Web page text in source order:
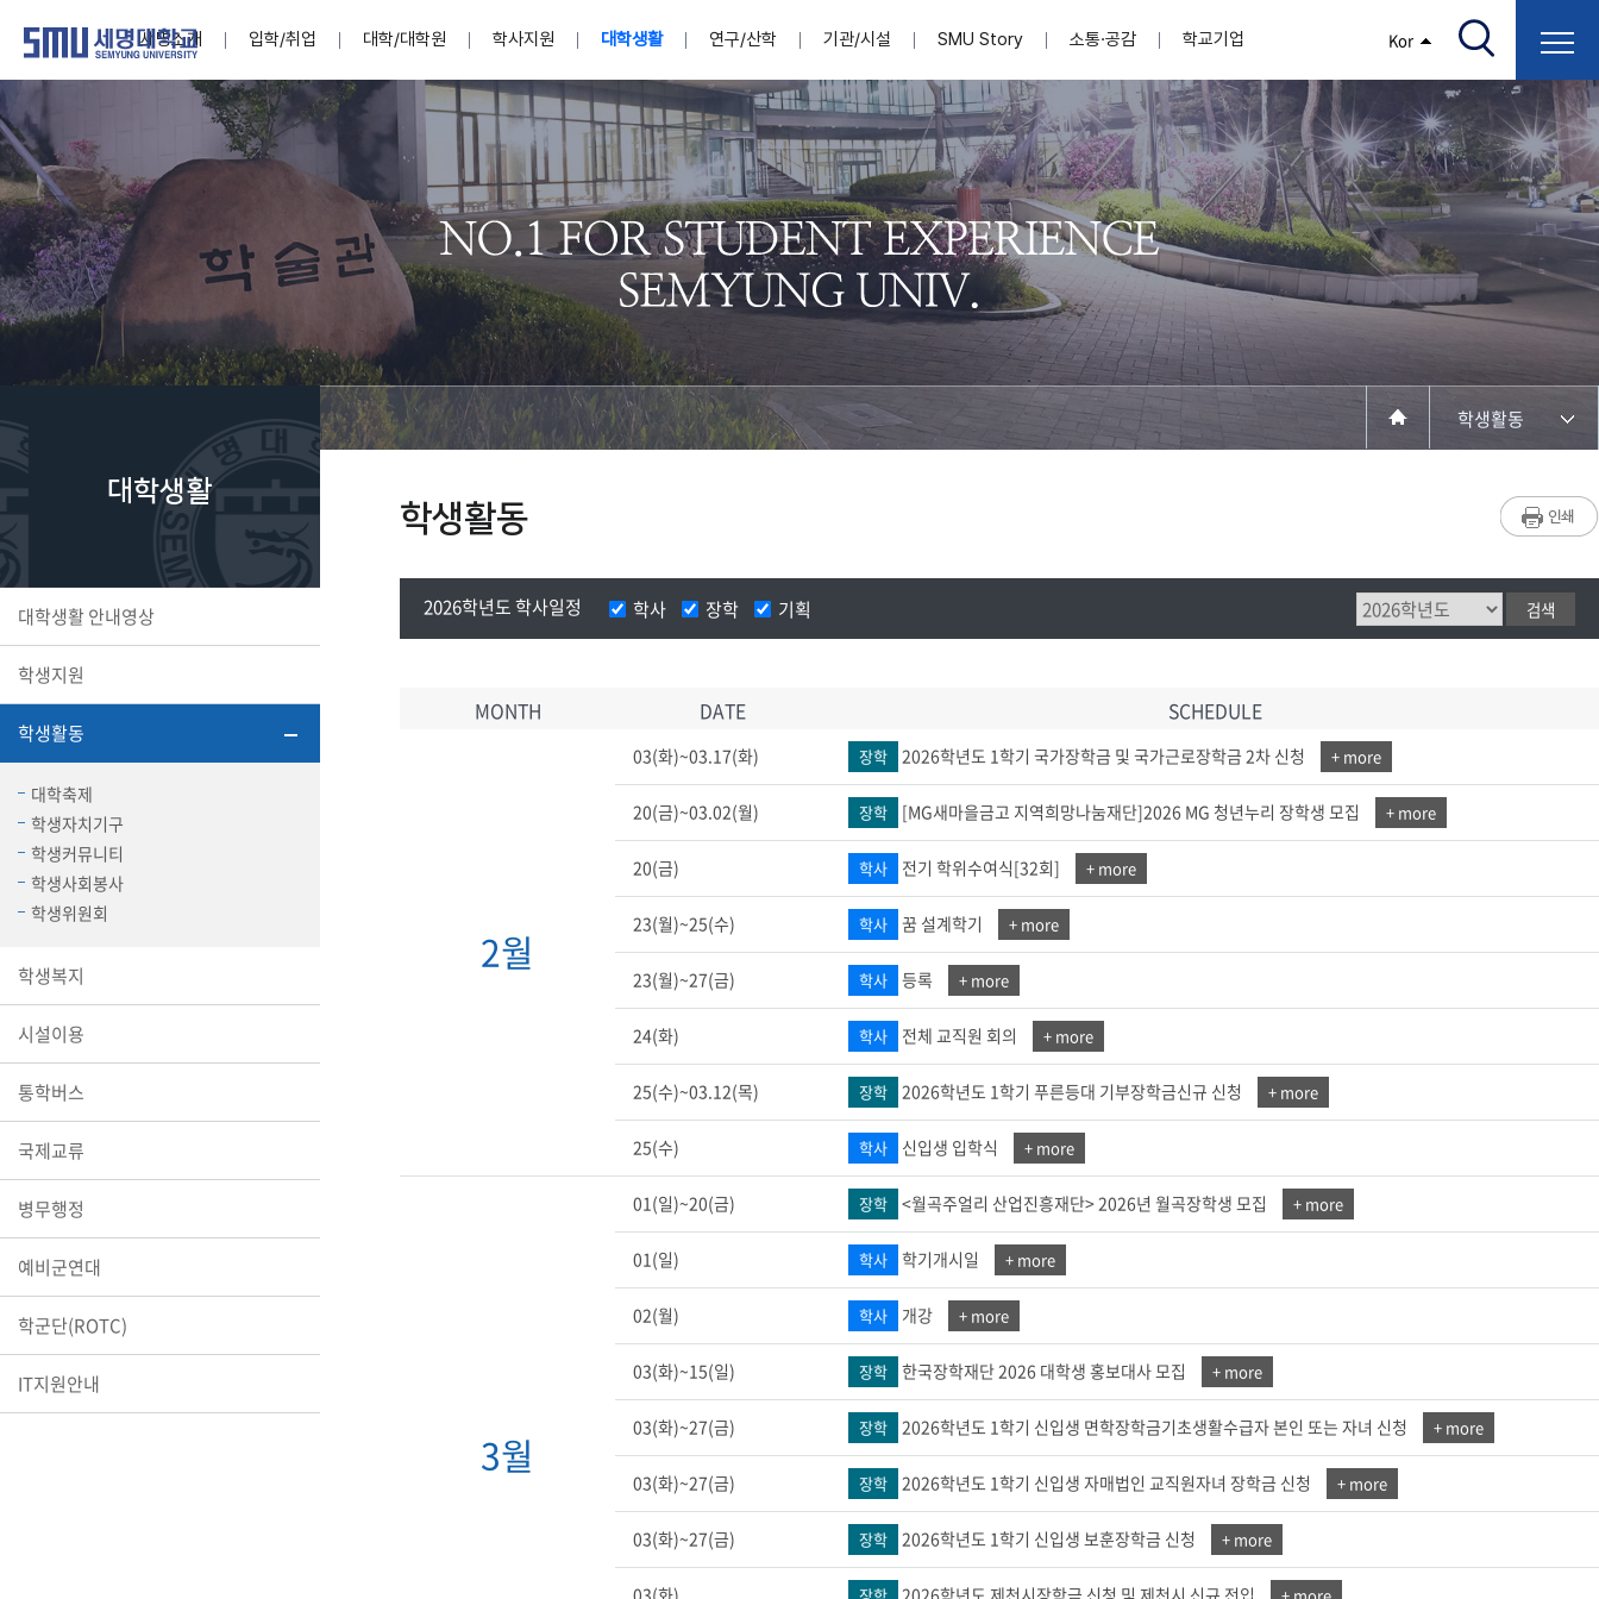
Kor
세명소개
인재양성이 국가의 미래
세상을 밝게 비추는 인재양성
사이버투어
학교법인
설립자발자취 이사장인사말 법인소개
자매회사 및 기관
임원현황
이사회(개최, 회의록)
학교법인 임원과 친족관계에 있는 교직원 현황
열린총장실
역대총장
제5대 총장 김광림
제4대 총장 염재선
건학이념 세명인재상 인재상과 5대핵심역량
대학소개
2000년대
1990년대
1980년대
전용색상
시그니처
세명 캐릭터
예결산공고(감사보고)
예산공고
결산공고
적립금운용현황 업무추진비 집행내역 등록금심의위원회
등록금심의위원회 회의록
대학평의원회
대학평의원회
대학평의원회 회의록
기금운용심의회
기금운용심의회
기금운용심의회 회의록
기본방향 비전 및 전략설정과정 발전계획 체계 교육 체계도
특성화 체계도
교양교육 체계도
전공 체계도 비교과 교육체계
캠퍼스투어 오시는길 통학버스 안내
통학버스 운행안내
통학버스 출발장소
입학/취업
인재양성이 국가의 미래
세상을 밝게 비추는 인재양성
사이버투어
대학
입학홈페이지 입학정보통합시스템(합격조회/고지서출력/납부조회)
대학원
일반ㆍ경영행정복지대학원 저널리즘대학원
International
Students
취·창업지원처
취·창업지원처 소개 학생종합경력시스템 세빈샵(온라인학생창업몰)
대학/대학원
대학/대학원
인재양성이 국가의 미래
세상을 밝게 비추는 인재양성
사이버투어
대학
인문예술대학
미디어콘텐츠창작학과
외국어학부
아트앤산업디자인학과
실내디자인학과
시각·영상디자인학과
패션디자인학과
공연예술학과
영화웹툰애니메이션학과
미디어문화학부
사회과학대학
경찰학과
행정학과
법학과
부동산지적학과
소방방재학과
경영학과
회계세무금융학과
글로벌물류학과
호텔경영학과
관광경영학과
항공서비스학과
AI융합대학
AI컴퓨터학부
스마트IT학부
전기공학과
전자공학과
건축학과
건설환경공학과
환경에너지학과
전기전자공학과
재난안전학과
보건안전공학과
보건바이오대학
간호학과
작업치료학과
임상병리학과
바이오제약산업학부
바이오코스메틱학과
뷰티케어학과
바이오식품영양학부
생활체육학과
반려동물산업학과
한의과대학
라이프복지상담학과
대학원
일반ㆍ경영행정복지대학원
학사지원
인재양성이 국가의 미래
세상을 밝게 비추는 인재양성
사이버투어
학사공지
학사일정
학사정보
교직과정안내
교직교육 목적 및 교육목표
이수안내
교직과목 해설
신청서 다운로드
연계전공
연계전공안내
e-Book디자인ㆍ제작학
정밀의료인공지능융합학
화장품생명융합학
천연물소재융합학
AI융합전공
센서반도체융합전공
수강신청
수강신청
동일과목전공인정
재수강
수강포기
전자출결
성적
유급
학사경고
학년/학기 재이수
특별학점
국내대학 학점교류 전과ㆍ복수(부)전공
전과
복수(부)전공
마이크로디그리
마이크로디그리 안내
학·석사연계과정
학적변동(휴학·복학·제적·재입학)
휴학
복학
자퇴
졸업(수료)
학적부사항정정 교육과정 CHARM인증제
장학제도 장학금신청ㆍ지급 장학캘린더 국가장학금·학자금대출
학칙규정
(전공·진로 안내 프
로그램)
학생설계전공 사례
전과/복수(부)·학생설계전공 관련
Q&A
진로 컨설팅 우수사례
전공·진로 안내영상
대학생활
인재양성이 국가의 미래
세상을 밝게 비추는 인재양성
사이버투어
대학생활 안내영상
학생지원
학생상담/심리 권익보호 사회봉사지원센터
센터 및 조직소개
규정집
주요업무
봉사단운영
장애학생지원센터
소개
지원서비스
장애학생도우미
찾아오시는길
학습역량강화
취업진로상담
학생증발급
학생활동
대학축제 학생자치기구
총학생회
학생커뮤니티 학생사회봉사 학생위원회
시설이용
학생휴게실
서점
우편취급국
복사실
웰니스센터
65번가
통학버스
통학증(월 정기권) 이용 안내 통학버스 편도(월, 금) 이용 안내
국내외 교류현황 해외프로그램
교환학생
해외어학연수
국외인턴십
자기설계 해외배낭연수
대학생 병무행정(군입영) 전역 후 복학 국외여행/유학
예비군연대소개 전입신청안내 교육훈련안내
ROTC란
ROTC제도란?
제도의 특징
임관식
소대장 생활
후보생 및 임관 후 혜택
교내교육 및 입영훈련
학군단소개
지휘관 소개
업무담당자 소개
학습활동
봉사활동
예도
체육활동
지원안내
지원/선발절차
모집일정
선발방법
선발요소/배점
지원자격
세부선발방법
공지사항
연구/산학
인재양성이 국가의 미래
세상을 밝게 비추는 인재양성
사이버투어
산학협력단
산학협력단 소개 연구지원 지식재산권 부속기관 정보광장(자료실)
교내연구지원
교내학술연구비 지원 국제학술지 논문게재 지원
학술저서발간 지원
국제학술회의 참가경비 지원
학술대회 참가경비 지원 부설연구소 학술회의 개최 경비 지원
연구윤리
세명대학교 연구윤리 생명윤리위원회 동물실험윤리위원회
LINC+ 사업단
기관/시설
인재양성이 국가의 미래
세상을 밝게 비추는 인재양성
사이버투어
기구조직표
특별기구
교육혁신·학생성공본부 대학혁신사업단 대학일자리플러스센터 인권센터
대학본부
교무연구처 기획실 학생처 사무처 입학관리본부 국제교류처
취ㆍ창업지원처
산학협력단
부속기관
학술정보원 평생교육원 학생생활관
예비군연대
공자학원
부설연구소
연구소 조직
학술·연구활동 실적
논문집
연구소 조직
학술·연구활동 실적
논문집 검색
연구소 조직
논문집 검색
구성원소개
출판물
산학협력단 세명창업보육센터 지역협력센터
도심관광활성화센터
화장품·건강기능식품 임상시험센터(SMCTC)
ANCHOR사업단
제천시어린이·사회복지급식관리지원센터
단양군어린이급식관리지원센터
제천시농촌협약지원센터
제천시농촌활력플러스사업추진단
단양군농촌활성화지원센터
제천시탄소중립지원센터
부속제천한방병원 부속충주한방병원
교수노동조합
SMU Story
SMU Story
인재양성이 국가의 미래
세상을 밝게 비추는 인재양성
사이버투어
News@SMU
공지사항
일반공지 장학 및 학사안내 입찰공고 정보보호
채용공고
교원(강사,겸임교원포함)채용정보
행사안내
보도자료
Photo SMU
학생활동 캠퍼스풍경
온라인접수시스템
해카톤 경진대회
소통·공감
인재양성이 국가의 미래
세상을 밝게 비추는 인재양성
사이버투어
소통·공감
공익신고
학교기업
인재양성이 국가의 미래
세상을 밝게 비추는 인재양성
사이버투어
학교기업
세명네이처
세네뜨리아
S:MU 스포츠 아카데
미
S:MU LifeLap 다이
S:MU FoodLap 또
대학생활
대학생활 안내영상
학생지원
학생활동
대학축제
학생자치기구
학생커뮤니티
학생사회봉사
학생위원회
학생복지
시설이용
통학버스
국제교류
병무행정
예비군연대
학군단(ROTC)
IT지원안내
학생활동
입학/취업
대학/대학원
학사지원
학생활동
2026학년도 학사일정 학사 장학 기획
MONTH DATE SCHEDULE
2월
03(화)~03.17(화) 장학 2026학년도 1학기 국가장학금 및 국가근로장학금 2차 신청 + more
20(금)~03.02(월) 장학 [MG새마을금고 지역희망나눔재단]2026 MG 청년누리 장학생 모집 + more
20(금) 학사 전기 학위수여식[32회] + more
23(월)~25(수) 학사 꿈 설계학기 + more
23(월)~27(금) 학사 등록 + more
24(화) 학사 전체 교직원 회의 + more
25(수)~03.12(목) 장학 2026학년도 1학기 푸른등대 기부장학금신규 신청 + more
25(수) 학사 신입생 입학식 + more
3월
01(일)~20(금) 장학 <월곡주얼리 산업진흥재단> 2026년 월곡장학생 모집 + more
01(일) 학사 학기개시일 + more
02(월) 학사 개강 + more
03(화)~15(일) 장학 한국장학재단 2026 대학생 홍보대사 모집 + more
03(화)~27(금) 장학 2026학년도 1학기 신입생 면학장학금기초생활수급자 본인 또는 자녀 신청 + more
03(화)~27(금) 장학 2026학년도 1학기 신입생 자매법인 교직원자녀 장학금 신청 + more
03(화)~27(금) 장학 2026학년도 1학기 신입생 보훈장학금 신청 + more
03(화) 2026학년도 제천시장학금 신청 및 제천시 신규 전입